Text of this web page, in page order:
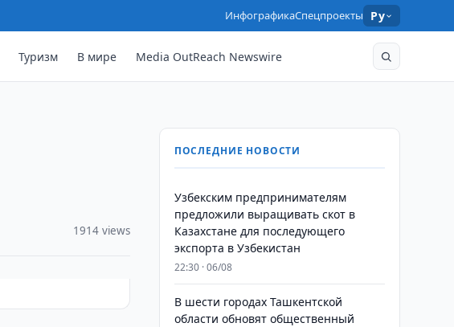
ИнфографикаСпецпроекты Ру
Туризм В мире Media OutReach Newswire
1914 views
ПОСЛЕДНИЕ НОВОСТИ
Узбекским предпринимателям
предложили выращивать скот в
Казахстане для последующего
экспорта в Узбекистан
22:30 · 06/08
В шести городах Ташкентской
области обновят общественный